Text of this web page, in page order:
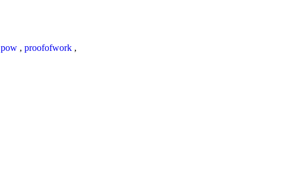
pow , proofofwork ,